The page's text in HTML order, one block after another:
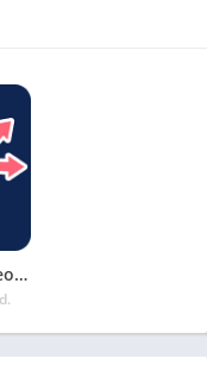
Ejercicio de glúteos y piernas – glúteos perfectos